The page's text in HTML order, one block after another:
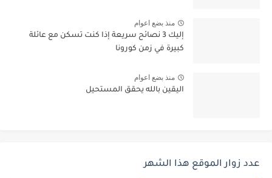
منذ بضع اعوام
إليك 3 نصائح سريعة إذا كنت تسكن مع عائلة
كبيرة في زمن كورونا
منذ بضع اعوام
اليقين بالله يحقق المستحيل
عدد زوار الموقع هذا الشهر